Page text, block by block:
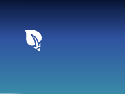
Panneau de